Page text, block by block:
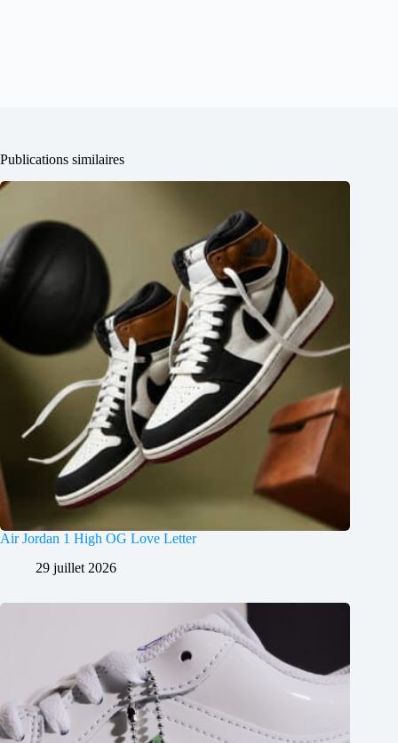
Publications similaires
Air Jordan 1 High OG Love Letter
29 juillet 2026